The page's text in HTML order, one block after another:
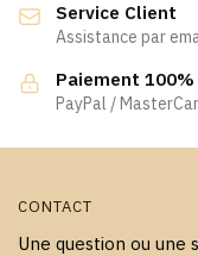
choisies
sur
la
page
Service Client
Assistance par
Paiement
PayPal /
CONTACT
Une question ou une